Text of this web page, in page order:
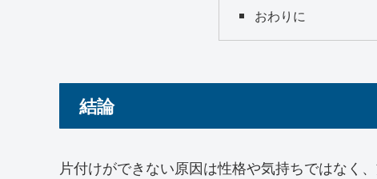
おわりに
結論
片付けができない原因は性格や気持ちではなく、